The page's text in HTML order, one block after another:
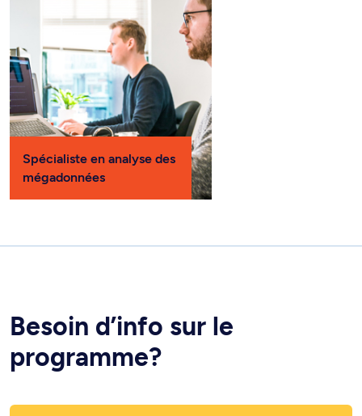
Spécialiste en analyse des
mégadonnées
Besoin d’info sur le
programme?